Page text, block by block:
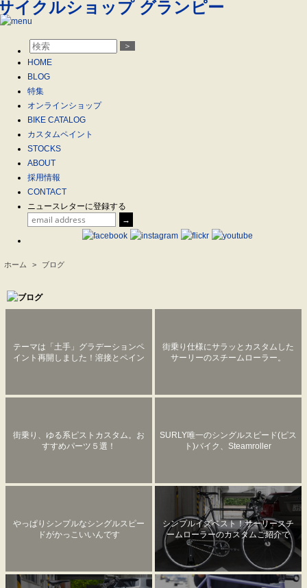
＞
HOME
BLOG
特集
オンラインショップ
BIKE CATALOG
カスタムペイント
STOCKS
ABOUT
採用情報
CONTACT
ニュースレターに登録する
ホーム > ブログ
テーマは「土手」グラデーションペ
イント再開しました！溶接とペイン
街乗り仕様にサラッとカスタムした
サーリーのスチームローラー。
街乗り、ゆる系ピストカスタム。お
すすめパーツ５選！
SURLY唯一のシングルスピード(ピス
ト)バイク、Steamroller
やっぱりシンプルなシングルスピー
ドがかっこいいんです
シンプルイズベスト！サーリースチ
ームローラーのカスタムご紹介で
す。